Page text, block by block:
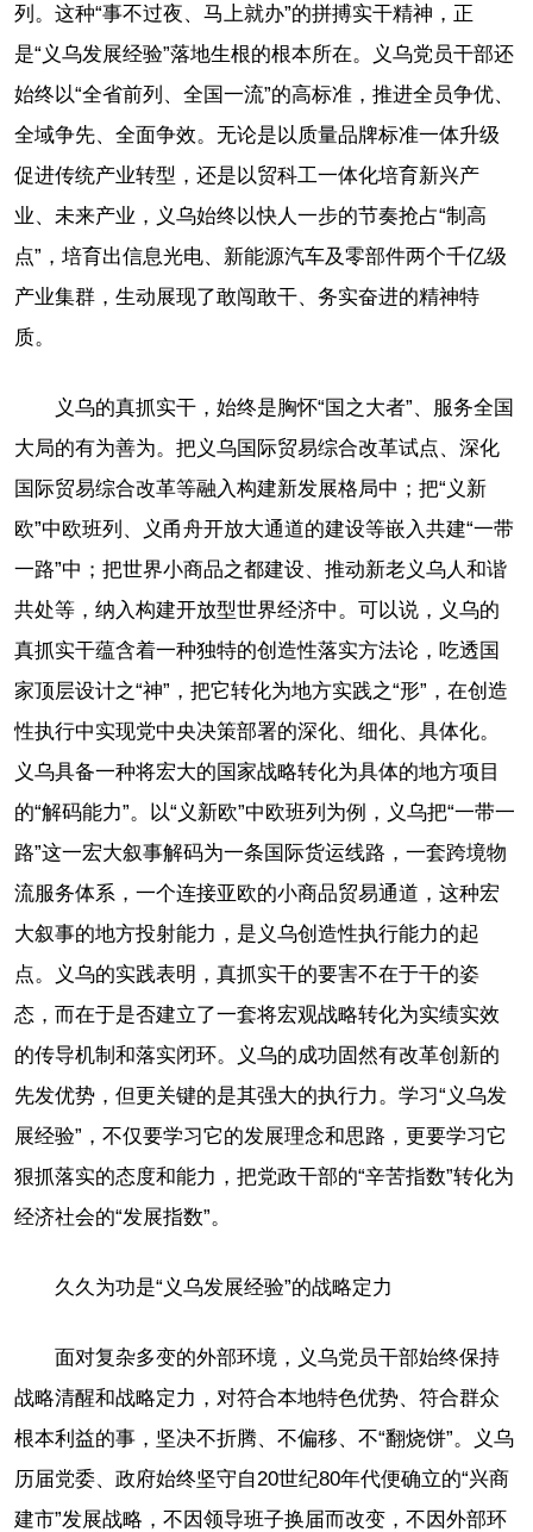
列。这种“事不过夜、马上就办”的拼搏实干精神，正
是“义乌发展经验”落地生根的根本所在。义乌党员干部还
始终以“全省前列、全国一流”的高标准，推进全员争优、
全域争先、全面争效。无论是以质量品牌标准一体升级
促进传统产业转型，还是以贸科工一体化培育新兴产
业、未来产业，义乌始终以快人一步的节奏抢占“制高
点”，培育出信息光电、新能源汽车及零部件两个千亿级
产业集群，生动展现了敢闯敢干、务实奋进的精神特
质。
义乌的真抓实干，始终是胸怀“国之大者”、服务全国
大局的有为善为。把义乌国际贸易综合改革试点、深化
国际贸易综合改革等融入构建新发展格局中；把“义新
欧”中欧班列、义甬舟开放大通道的建设等嵌入共建“一带
一路”中；把世界小商品之都建设、推动新老义乌人和谐
共处等，纳入构建开放型世界经济中。可以说，义乌的
真抓实干蕴含着一种独特的创造性落实方法论，吃透国
家顶层设计之“神”，把它转化为地方实践之“形”，在创造
性执行中实现党中央决策部署的深化、细化、具体化。
义乌具备一种将宏大的国家战略转化为具体的地方项目
的“解码能力”。以“义新欧”中欧班列为例，义乌把“一带一
路”这一宏大叙事解码为一条国际货运线路，一套跨境物
流服务体系，一个连接亚欧的小商品贸易通道，这种宏
大叙事的地方投射能力，是义乌创造性执行能力的起
点。义乌的实践表明，真抓实干的要害不在于干的姿
态，而在于是否建立了一套将宏观战略转化为实绩实效
的传导机制和落实闭环。义乌的成功固然有改革创新的
先发优势，但更关键的是其强大的执行力。学习“义乌发
展经验”，不仅要学习它的发展理念和思路，更要学习它
狠抓落实的态度和能力，把党政干部的“辛苦指数”转化为
经济社会的“发展指数”。
久久为功是“义乌发展经验”的战略定力
面对复杂多变的外部环境，义乌党员干部始终保持
战略清醒和战略定力，对符合本地特色优势、符合群众
根本利益的事，坚决不折腾、不偏移、不“翻烧饼”。义乌
历届党委、政府始终坚守自20世纪80年代便确立的“兴商
建市”发展战略，不因领导班子换届而改变，不因外部环